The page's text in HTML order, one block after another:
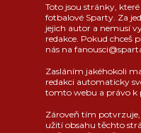
Toto jsou stránky,
fotbalové Sparty. Za
jejich autor a nemusí
redakce. Pokud chceš
nás na
Zasláním jakéhokoli
redakci automaticky
tomto webu a právo k
Zároveň tím potvrzuje,
užití obsahu těchto